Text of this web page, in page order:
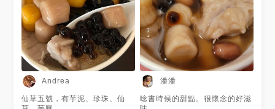
Andrea
仙草五號，有芋泥、珍珠、仙
潘潘
唸書時候的甜點。很懷念的好滋